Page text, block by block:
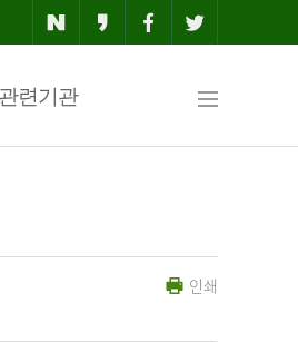
관련기관
인쇄